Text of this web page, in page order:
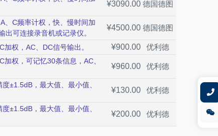
¥3090.00 德国德图
、C频率计权，快、慢时间加
可连接录音机或记录仪。
¥4500.00 德国德图
权，AC、DC信号输出。 ¥900.00 优利德
权，可记忆30条信息，AC、
¥960.00 优利德
±1.5dB，最大值、最小值、
¥130.00 优利德
±1.5dB，最大值、最小值、
¥200.00 优利德